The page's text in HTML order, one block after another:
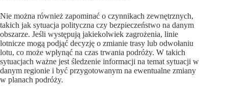
Nie można również zapominać o czynnikach zewnętrznych,
takich jak sytuacja polityczna czy bezpieczeństwo na danym
obszarze. Jeśli występują jakiekolwiek zagrożenia, linie
lotnicze mogą podjąć decyzję o zmianie trasy lub odwołaniu
lotu, co może wpłynąć na czas trwania podróży. W takich
sytuacjach ważne jest śledzenie informacji na temat sytuacji w
danym regionie i być przygotowanym na ewentualne zmiany
w planach podróży.